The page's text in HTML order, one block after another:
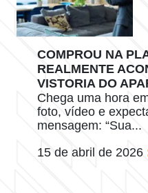
COMPROU NA
REALMENTE
VISTORIA DO
Chega uma hora
foto, vídeo e
mensagem: “Sua...
15 de abril de 2026